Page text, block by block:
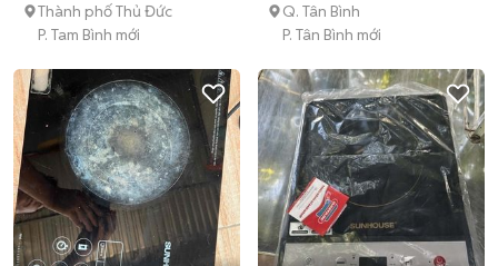
Thành phố Thủ Đức
P. Tam Bình mới
Q. Tân Bình
P. Tân Bình mới